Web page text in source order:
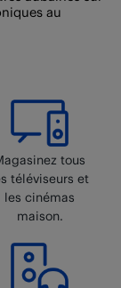
Vous ne
de
au
tous
téléviseurs et
les cinémas
maison.